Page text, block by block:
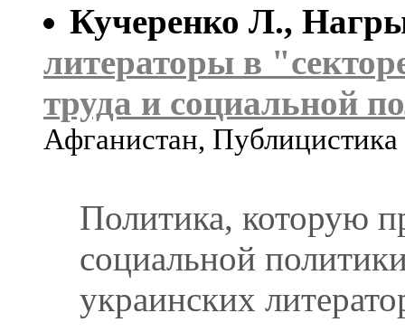
Кучеренко Л.,
литераторы в
труда и социальной
Афганистан, Публицистика
Политика, которую
социальной
украинских